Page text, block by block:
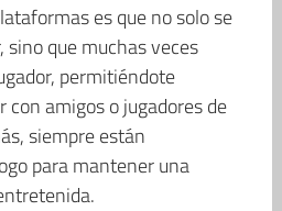
es que no solo se
sino que muchas veces
permitiéndote
amigos o jugadores de
siempre están
para mantener una